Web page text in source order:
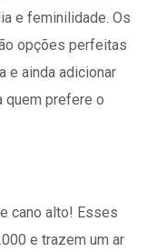
e feminilidade. Os
opções perfeitas
e ainda adicionar
quem prefere o
cano alto! Esses
e trazem um ar